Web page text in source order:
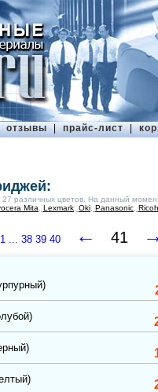
отзывы | прайс-лист |
различных цветов. На данный
Mita Lexmark Oki Panasonic Ricoh
1 ... 38 39 40 ← 41